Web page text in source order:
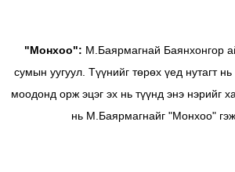
"Монхоо": М.Баярмагнай Баянхонгор
сумын уугуул. Түүнийг төрөх үед нутагт
моодонд орж эцэг эх нь түүнд энэ нэрийг
нь М.Баярмагнайг "Монхоо" гэж